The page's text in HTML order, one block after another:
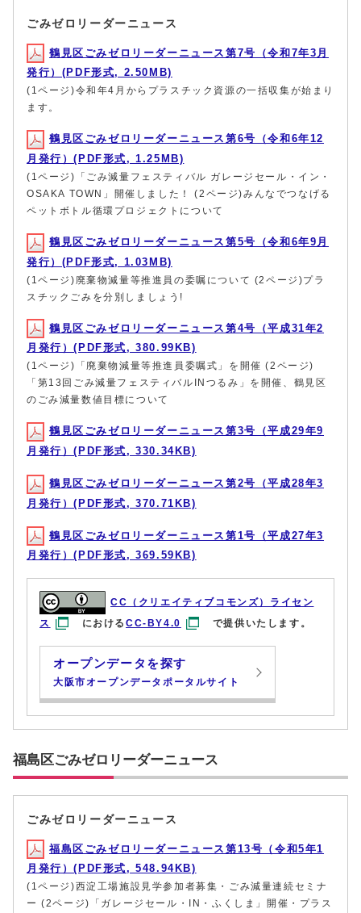
ごみゼロリーダーニュース
鶴見区ごみゼロリーダーニュース第7号（令和7年3月
発行）(PDF形式, 2.50MB)
(1ページ)令和年4月からプラスチック資源の一括収集が始まり
ます。
鶴見区ごみゼロリーダーニュース第6号（令和6年12
月発行）(PDF形式, 1.25MB)
(1ページ)「ごみ減量フェスティバル ガレージセール・イン・
OSAKA TOWN」開催しました！ (2ページ)みんなでつなげる
ペットボトル循環プロジェクトについて
鶴見区ごみゼロリーダーニュース第5号（令和6年9月
発行）(PDF形式, 1.03MB)
(1ページ)廃棄物減量等推進員の委嘱について (2ページ)プラ
スチックごみを分別しましょう!
鶴見区ごみゼロリーダーニュース第4号（平成31年2
月発行）(PDF形式, 380.99KB)
(1ページ)「廃棄物減量等推進員委嘱式」を開催 (2ページ)
「第13回ごみ減量フェスティバルINつるみ」を開催、鶴見区
のごみ減量数値目標について
鶴見区ごみゼロリーダーニュース第3号（平成29年9
月発行）(PDF形式, 330.34KB)
鶴見区ごみゼロリーダーニュース第2号（平成28年3
月発行）(PDF形式, 370.71KB)
鶴見区ごみゼロリーダーニュース第1号（平成27年3
月発行）(PDF形式, 369.59KB)
CC（クリエイティブコモンズ）ライセン
ス
におけるCC-BY4.0 で提供いたします。
オープンデータを探す
大阪市オープンデータポータルサイト
福島区ごみゼロリーダーニュース
ごみゼロリーダーニュース
福島区ごみゼロリーダーニュース第13号（令和5年1
月発行）(PDF形式, 548.94KB)
(1ページ)西淀工場施設見学参加者募集・ごみ減量連続セミナ
ー (2ページ)「ガレージセール・IN・ふくしま」開催・プラス